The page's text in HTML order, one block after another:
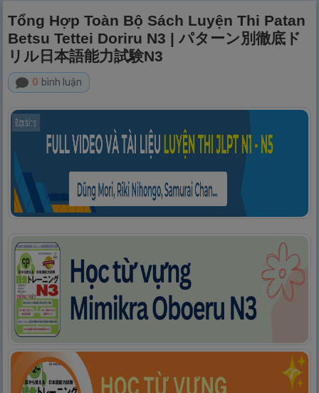
Tổng Hợp Toàn Bộ Sách Luyện Thi Patan
Betsu Tettei Doriru N3 | パターン別徹底ド
リル日本語能力試験N3
0 bình luận